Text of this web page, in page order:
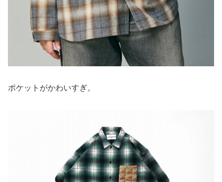
ポケットがかわいすぎ。